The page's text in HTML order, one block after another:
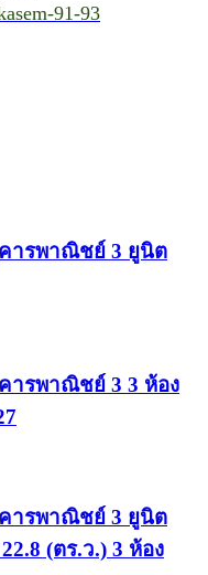
91-93
คารพาณิชย์ 3 ยูนิต
ารพาณิชย์ 3 3 ห้อง
คารพาณิชย์ 3 ยูนิต
(ตร.ว.) 3 ห้อง